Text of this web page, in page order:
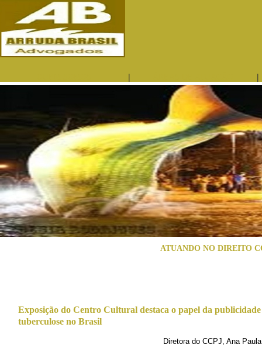
| |
ATUANDO NO DIREITO
Exposição do Centro Cultural destaca o papel da
tuberculose no Brasil
Diretora do CCPJ, Ana Paula Teixeira